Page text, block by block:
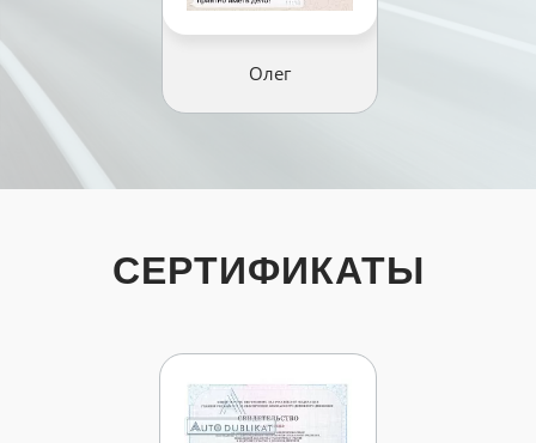
Олег
СЕРТИФИКАТЫ